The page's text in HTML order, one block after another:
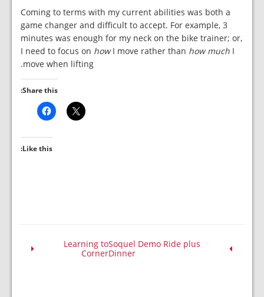
Coming to terms with my current abilities was both a
game changer and difficult to accept. For example, 3
minutes was enough for my neck on the bike trainer; or,
I need to focus on howI move rather than how much I
move when lifting.
Share this:
Like this:
Soquel Demo Ride plus
Dinner
Learning to
Corner